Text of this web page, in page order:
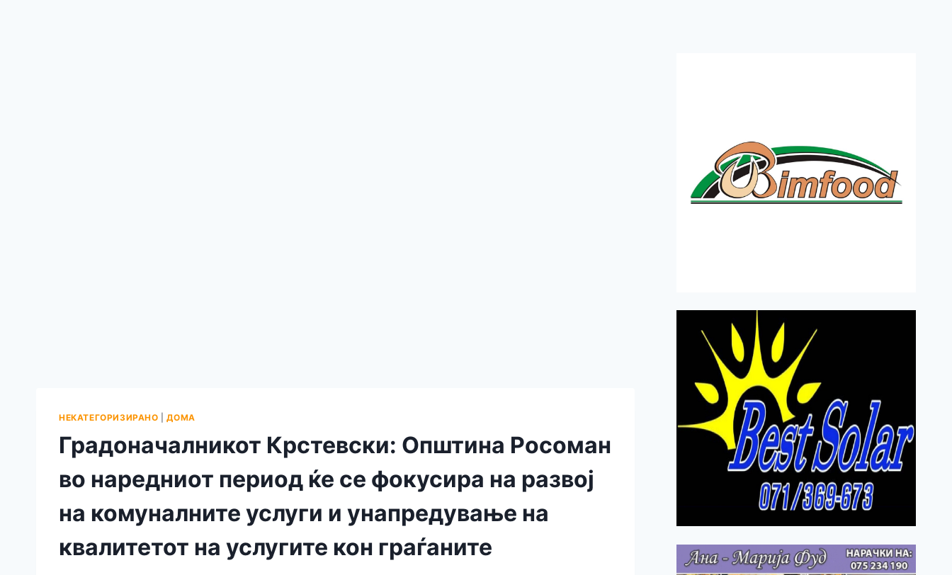
НЕКАТЕГОРИЗИРАНО |ДОМА
Градоначалникот Крстевски: Општина Росоман
во наредниот период ќе се фокусира на развој
на комуналните услуги и унапредување на
квалитетот на услугите кон граѓаните